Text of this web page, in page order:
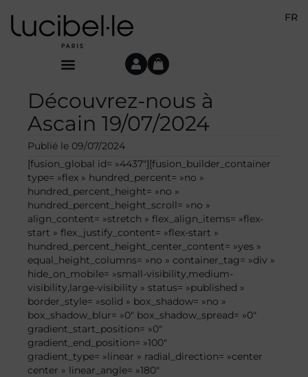
FR
Découvrez-nous à
Ascain 19/07/2024
Publié le 09/07/2024
[fusion_global id= »4437″][fusion_builder_container
type= »flex » hundred_percent= »no »
hundred_percent_height= »no »
hundred_percent_height_scroll= »no »
align_content= »stretch » flex_align_items= »flex-
start » flex_justify_content= »flex-start »
hundred_percent_height_center_content= »yes »
equal_height_columns= »no » container_tag= »div »
hide_on_mobile= »small-visibility,medium-
visibility,large-visibility » status= »published »
border_style= »solid » box_shadow= »no »
box_shadow_blur= »0″ box_shadow_spread= »0″
gradient_start_position= »0″
gradient_end_position= »100″
gradient_type= »linear » radial_direction= »center
center » linear_angle= »180″